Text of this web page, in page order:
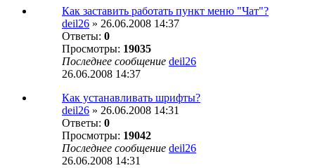
Как заставить работать пункт меню "Чат"?
deil26 » 26.06.2008 14:37
Ответы: 0
Просмотры: 19035
Последнее сообщение deil26
26.06.2008 14:37
Как устанавливать шрифты?
deil26 » 26.06.2008 14:31
Ответы: 0
Просмотры: 19042
Последнее сообщение deil26
26.06.2008 14:31